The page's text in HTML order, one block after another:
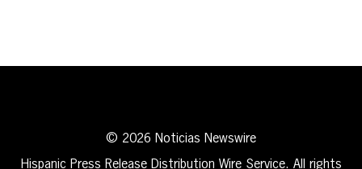
© 2026 Noticias Newswire
Hispanic Press Release Distribution Wire Service. All rights